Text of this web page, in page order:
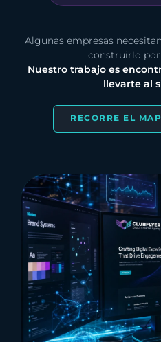
Algunas empresas
construirlo por
Nuestro trabajo es
llevarte al
RECORRE EL